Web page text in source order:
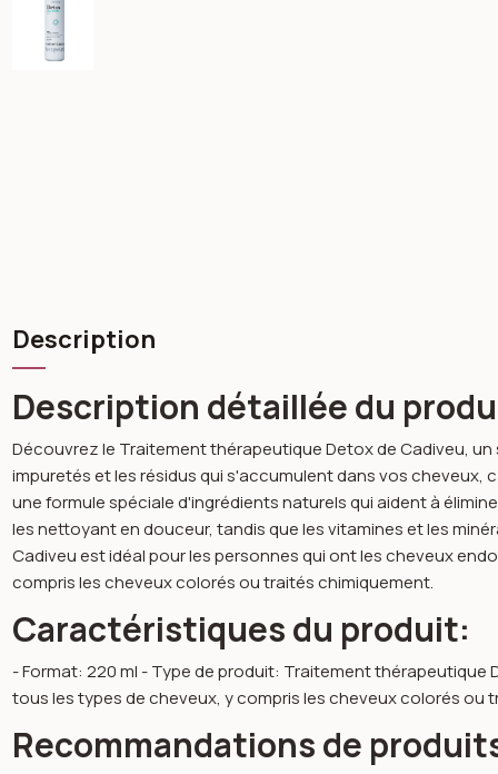
Description
Description détaillée du
Découvrez le Traitement thérapeutique Detox de Cadiveu,
impuretés et les résidus qui s'accumulent dans vos
une formule spéciale d'ingrédients naturels qui aident à
les nettoyant en douceur, tandis que les vitamines et les
Cadiveu est idéal pour les personnes qui ont les cheveux
compris les cheveux colorés ou traités chimiquement.
Caractéristiques du produit:
- Format: 220 ml - Type de produit: Traitement
tous les types de cheveux, y compris les cheveux colorés ou
Recommandations de